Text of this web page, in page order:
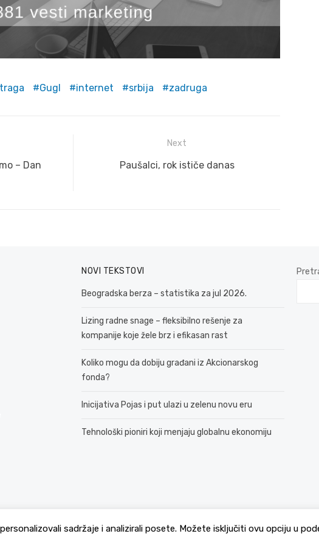
Gugl internet srbija zadruga
– Dan
Next
Next
Paušalci, rok ističe danas
NOVI TEKSTOVI
Beogradska berza – statistika za jul 2026.
Lizing radne snage – fleksibilno rešenje za
kompanije koje žele brz i efikasan rast
Koliko mogu da dobiju građani iz Akcionarskog
fonda?
Inicijativa Pojas i put ulazi u zelenu novu eru
Tehnološki pioniri koji menjaju globalnu ekonomiju
sadržaje i analizirali posete. Možete isključiti ovu opciju u